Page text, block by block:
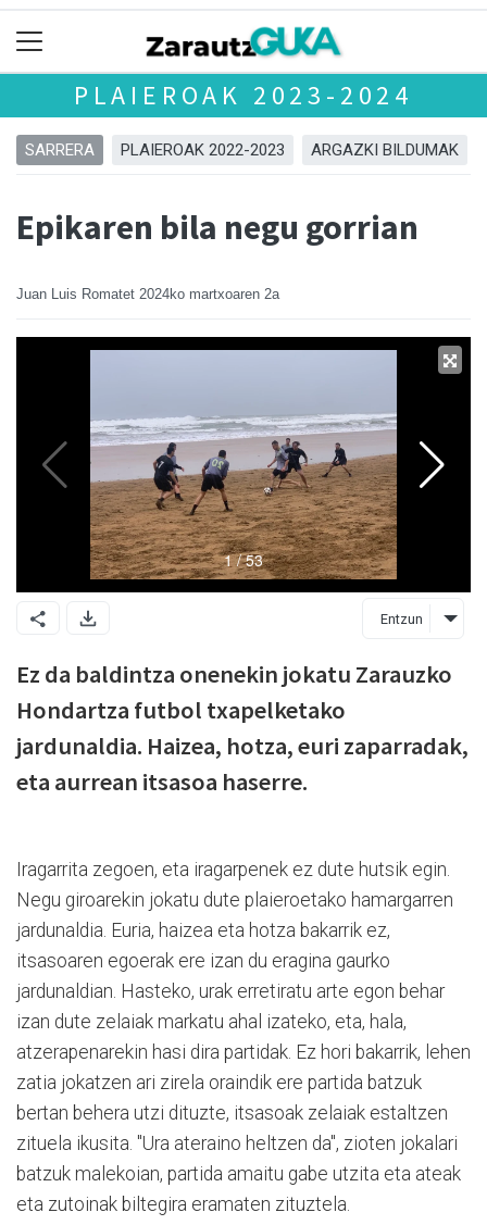
PLAIEROAK 2023-2024
SARRERA PLAIEROAK 2022-2023 ARGAZKI BILDUMAK
Epikaren bila negu gorrian
Juan Luis Romatet 2024ko martxoaren 2a
Entzun
Ez da baldintza onenekin jokatu Zarauzko
Hondartza futbol txapelketako
jardunaldia. Haizea, hotza, euri zaparradak,
eta aurrean itsasoa haserre.
Iragarrita zegoen, eta iragarpenek ez dute hutsik egin.
Negu giroarekin jokatu dute plaieroetako hamargarren
jardunaldia. Euria, haizea eta hotza bakarrik ez,
itsasoaren egoerak ere izan du eragina gaurko
jardunaldian. Hasteko, urak erretiratu arte egon behar
izan dute zelaiak markatu ahal izateko, eta, hala,
atzerapenarekin hasi dira partidak. Ez hori bakarrik, lehen
zatia jokatzen ari zirela oraindik ere partida batzuk
bertan behera utzi dituzte, itsasoak zelaiak estaltzen
zituela ikusita. "Ura ateraino heltzen da", zioten jokalari
batzuk malekoian, partida amaitu gabe utzita eta ateak
eta zutoinak biltegira eramaten zituztela.